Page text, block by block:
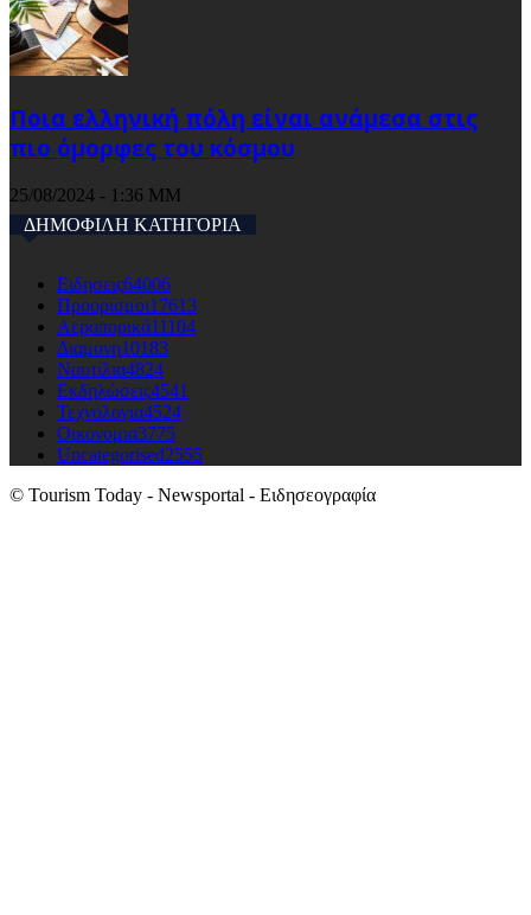
Ποια ελληνική πόλη είναι ανάμεσα στις
πιο όμορφες του κόσμου
25/08/2024 - 1:36 ΜΜ
ΔΗΜΟΦΙΛΗ ΚΑΤΗΓΟΡΙΑ
Ειδησεις64006
Προορισμοι17613
Αεροπορικά11104
Διαμονη10183
Ναυτιλια4824
Εκδηλώσεις4541
Τεχνολογια4524
Οικονομια3775
Uncategorised2555
© Tourism Today - Newsportal - Ειδησεογραφία